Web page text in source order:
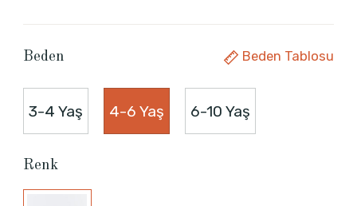
Beden Beden Tablosu
3-4 Yaş 4-6 Yaş 6-10 Yaş
Renk